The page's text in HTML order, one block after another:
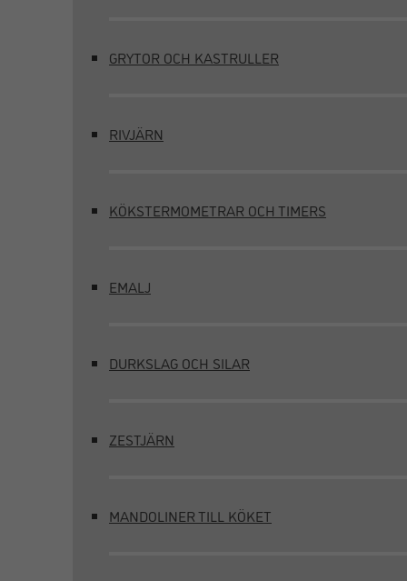
GRYTOR OCH KASTRULLER
RIVJÄRN
KÖKSTERMOMETRAR OCH TIMERS
EMALJ
DURKSLAG OCH SILAR
ZESTJÄRN
MANDOLINER TILL KÖKET